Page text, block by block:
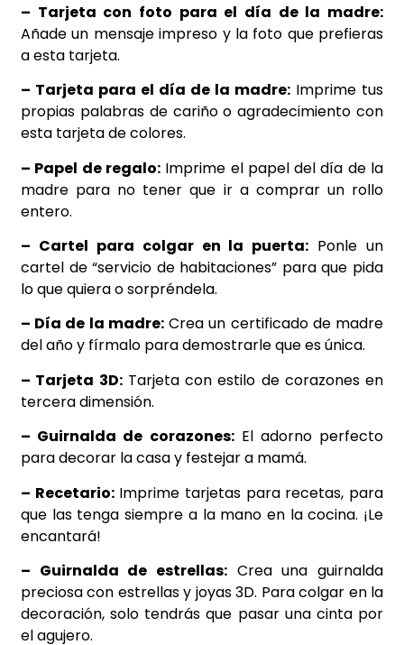
– Tarjeta con foto para el día de la madre:
Añade un mensaje impreso y la foto que prefieras
a esta tarjeta.
– Tarjeta para el día de la madre: Imprime tus
propias palabras de cariño o agradecimiento con
esta tarjeta de colores.
– Papel de regalo:Imprime el papel del día de la
madre para no tener que ir a comprar un rollo
entero.
– Cartel para colgar en la puerta: Ponle un
cartel de “servicio de habitaciones” para que pida
lo que quiera o sorpréndela.
– Día de la madre:Crea un certificado de madre
del año y fírmalo para demostrarle que es única.
– Tarjeta 3D:Tarjeta con estilo de corazones en
tercera dimensión.
– Guirnalda de corazones:El adorno perfecto
para decorar la casa y festejar a mamá.
– Recetario:Imprime tarjetas para recetas, para
que las tenga siempre a la mano en la cocina. ¡Le
encantará!
– Guirnalda de estrellas: Crea una guirnalda
preciosa con estrellas y joyas 3D. Para colgar en la
decoración, solo tendrás que pasar una cinta por
el agujero.